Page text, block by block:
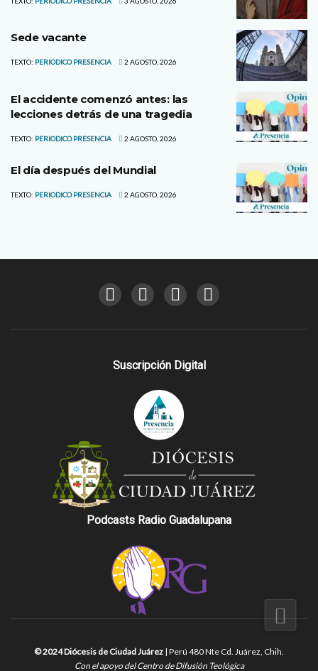
Sede vacante
TEXTO: PERIODICO PRESENCIA 2 AGOSTO, 2026
El accidente comenzó antes: las
lecciones detrás de una tragedia
TEXTO: PERIODICO PRESENCIA 2 AGOSTO, 2026
El día después del Mundial
TEXTO: PERIODICO PRESENCIA 2 AGOSTO, 2026
Suscripción Digital
Podcasts Radio Guadalupana
© 2024 Diócesis de Ciudad Juárez | Perú 480 Nte Cd. Juárez, Chih.
Con el apoyo del Centro de Difusión Teológica